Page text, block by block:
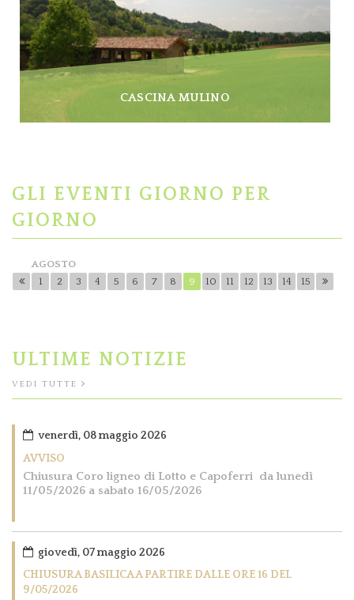
CASCINA MULINO
GLI EVENTI GIORNO PER
GIORNO
AGOSTO
1
2 3 4 5 6 7 8 9 10 11 12 13 14 15
ULTIME NOTIZIE
VEDI TUTTE
venerdì, 08 maggio 2026
AVVISO
Chiusura Coro ligneo di Lotto e Capoferri da lunedì
11/05/2026 a sabato 16/05/2026
giovedì, 07 maggio 2026
CHIUSURA BASILICA A PARTIRE DALLE ORE 16 DEL
9/05/2026